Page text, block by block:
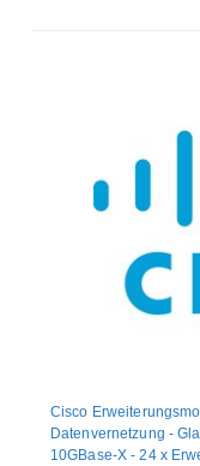
Cisco
Datenvernetzung -
10GBase-X - 24 x